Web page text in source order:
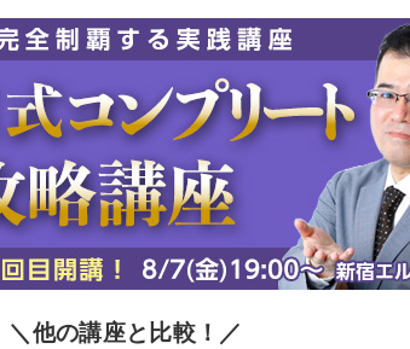
＼他の講座と比較！／